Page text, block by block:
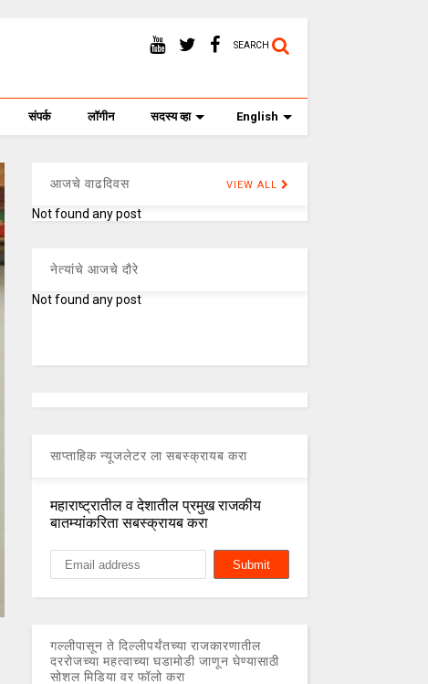
SEARCH
संपर्क लॉगीन सदस्य व्हा English
आजचे वाढदिवस VIEW ALL
Not found any post
नेत्यांचे आजचे दौरे
Not found any post
साप्ताहिक न्यूजलेटर ला सबस्क्रायब करा
महाराष्ट्रातील व देशातील प्रमुख राजकीय
बातम्यांकरिता सबस्क्रायब करा
गल्लीपासून ते दिल्लीपर्यंतच्या राजकारणातील
दररोजच्या महत्वाच्या घडामोडी जाणून घेण्यासाठी
सोशल मिडिया वर फॉलो करा